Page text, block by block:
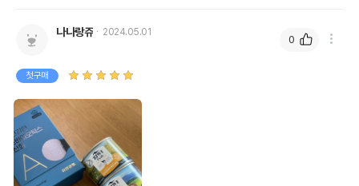
AS책임자와 전화번호
또는 소비자상담 관련
유통기한
나나랑쥬 2024.05.01
첫구매
0